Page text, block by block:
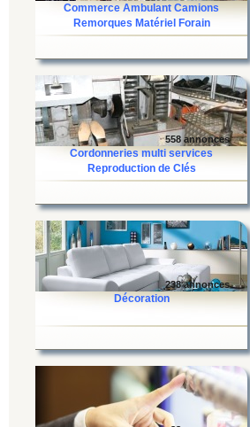
Commerce Ambulant Camions
Remorques Matériel Forain
558 annonces
Cordonneries multi services
Reproduction de Clés
238 annonces
Décoration